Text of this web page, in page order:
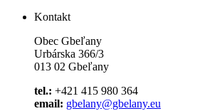
Kontakt
Obec Gbeľany
Urbárska 366/3
013 02 Gbeľany
tel.: +421 415 980 364
email: gbelany@gbelany.eu